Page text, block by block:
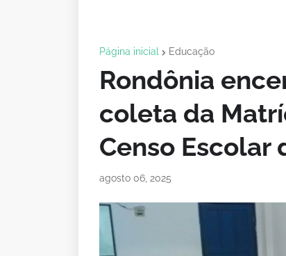
Página inicial Educação
Rondônia
coleta da
Censo Escolar
agosto 06, 2025